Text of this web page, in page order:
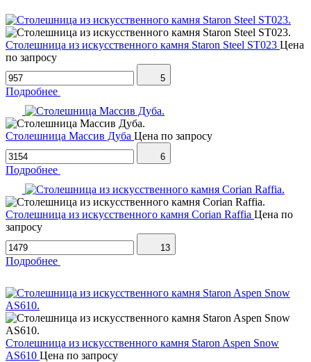
Столешница из искусственного камня Staron Steel ST023 Цена
по запросу
5
Подробнее
Столешница Массив Дуба Цена по запросу
6
Подробнее
Столешница из искусственного камня Corian Raffia Цена по
запросу
13
Подробнее
Столешница из искусственного камня Staron Aspen Snow
AS610 Цена по запросу